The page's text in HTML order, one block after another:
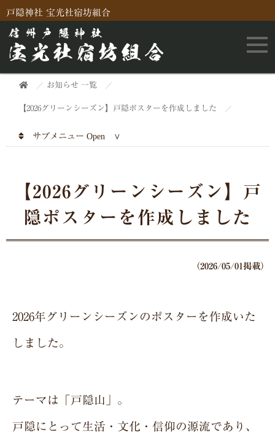
戸隠神社 宝光社宿坊組合
お知らせ 一覧
【2026グリーンシーズン】戸隠ポスターを作成しました
サブメニュー
【2026グリーンシーズン】戸
隠ポスターを作成しました
（2026/05/01掲載）
2026年グリーンシーズンのポスターを作成いた
しました。
テーマは「戸隠山」。
戸隠にとって生活・文化・信仰の源流であり、